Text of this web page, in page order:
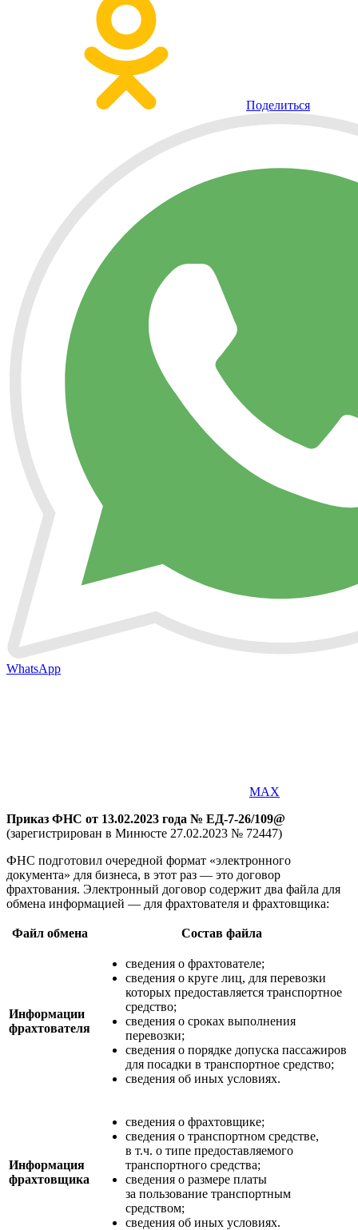
Поделиться
WhatsApp
MAX
Приказ ФНС от 13.02.2023 года № ЕД-7-26/109@
(зарегистрирован в Минюсте 27.02.2023 № 72447)
ФНС подготовил очередной формат «электронного
документа» для бизнеса, в этот раз — это договор
фрахтования. Электронный договор содержит два файла для
обмена информацией — для фрахтователя и фрахтовщика:
Файл обмена Состав файла
Информации
фрахтователя
сведения о фрахтователе;
сведения о круге лиц, для перевозки
которых предоставляется транспортное
средство;
сведения о сроках выполнения
перевозки;
сведения о порядке допуска пассажиров
для посадки в транспортное средство;
сведения об иных условиях.
Информация
фрахтовщика
сведения о фрахтовщике;
сведения о транспортном средстве,
в т.ч. о типе предоставляемого
транспортного средства;
сведения о размере платы
за пользование транспортным
средством;
сведения об иных условиях.